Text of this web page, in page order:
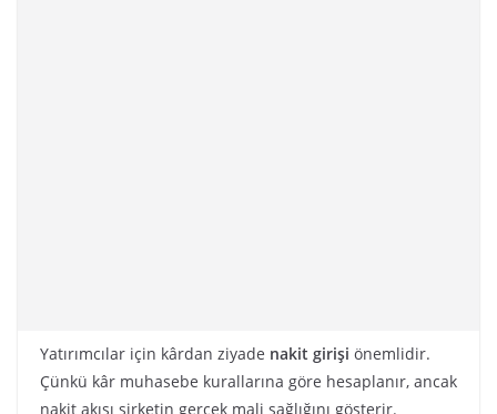
Yatırımcılar için kârdan ziyade nakit girişi önemlidir.
Çünkü kâr muhasebe kurallarına göre hesaplanır, ancak
nakit akışı şirketin gerçek mali sağlığını gösterir.